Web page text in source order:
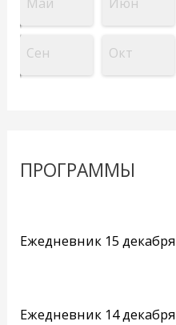
Сен Окт
ПРОГРАММЫ
Ежедневник 15 декабря
Ежедневник 14 декабря